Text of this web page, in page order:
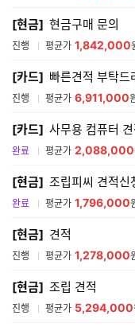
[현금] 현금구매 문의
진행 평균가 1,842,000
[카드] 빠른견적 부탁드
진행 평균가 6,911,000
[카드] 사무용 컴퓨터
완료 평균가 2,088,000
[현금] 조립피씨 견적신
완료 평균가 1,796,000
[현금] 견적
진행 평균가 1,278,000
[현금] 조립 견적
진행 평균가 5,294,000